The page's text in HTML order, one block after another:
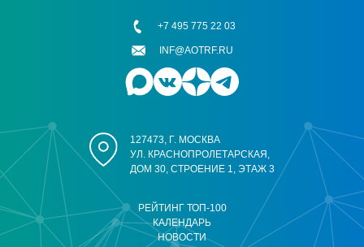
РЕЙТИНГ ТОП-100
КАЛЕНДАРЬ
НОВОСТИ
127473, Г. МОСКВА
УЛ. КРАСНОПРОЛЕТАРСКАЯ,
ДОМ 30, СТРОЕНИЕ 1, ЭТАЖ 3
+7 495 775 22 03
INF@AOTRF.RU